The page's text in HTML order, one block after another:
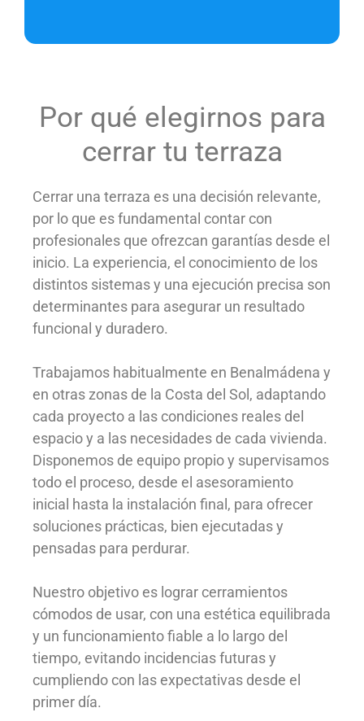
Por qué elegirnos para
cerrar tu terraza
Cerrar una terraza es una decisión relevante,
por lo que es fundamental contar con
profesionales que ofrezcan garantías desde el
inicio. La experiencia, el conocimiento de los
distintos sistemas y una ejecución precisa son
determinantes para asegurar un resultado
funcional y duradero.
Trabajamos habitualmente en Benalmádena y
en otras zonas de la Costa del Sol, adaptando
cada proyecto a las condiciones reales del
espacio y a las necesidades de cada vivienda.
Disponemos de equipo propio y supervisamos
todo el proceso, desde el asesoramiento
inicial hasta la instalación final, para ofrecer
soluciones prácticas, bien ejecutadas y
pensadas para perdurar.
Nuestro objetivo es lograr cerramientos
cómodos de usar, con una estética equilibrada
y un funcionamiento fiable a lo largo del
tiempo, evitando incidencias futuras y
cumpliendo con las expectativas desde el
primer día.